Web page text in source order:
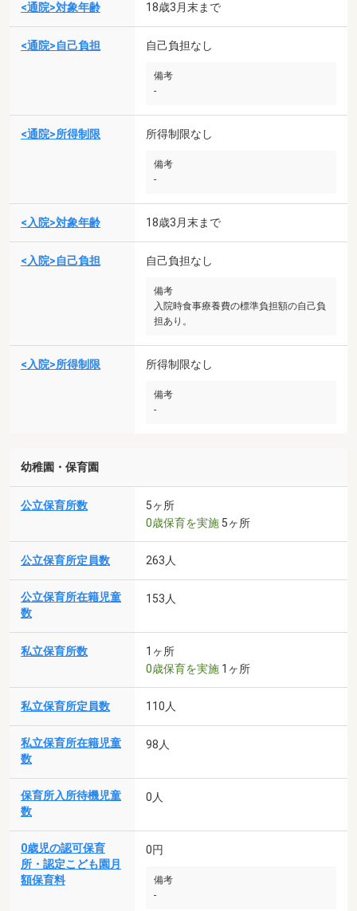
<通院>対象年齢 18歳3月末まで
<通院>自己負担 自己負担なし
備考
-
<通院>所得制限 所得制限なし
備考
-
<入院>対象年齢 18歳3月末まで
<入院>自己負担 自己負担なし
備考
入院時食事療養費の標準負担額の自己負
担あり。
<入院>所得制限 所得制限なし
備考
-
幼稚園・保育園
公立保育所数
5ヶ所
0歳保育を実施 5ヶ所
公立保育所定員数 263人
公立保育所在籍児童
数
153人
私立保育所数
1ヶ所
0歳保育を実施 1ヶ所
私立保育所定員数 110人
私立保育所在籍児童
数
98人
保育所入所待機児童
数
0人
0歳児の認可保育
所・認定こども園月
額保育料
0円
備考
-